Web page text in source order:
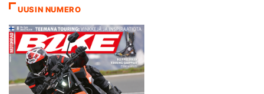
UUSIN NUMERO